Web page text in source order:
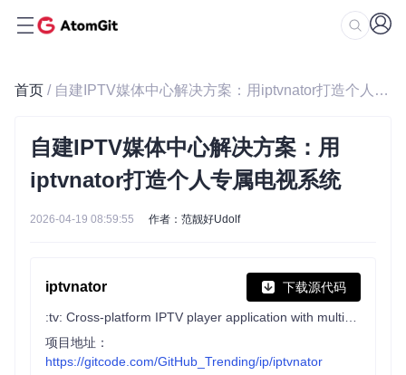
首页 / 自建IPTV媒体中心解决方案：用iptvnator打造个人专属电视系统
自建IPTV媒体中心解决方案：用
iptvnator打造个人专属电视系统
2026-04-19 08:59:55 作者：范靓好Udolf
iptvnator 下载源代码
项目地址：
https://gitcode.com/GitHub_Trending/ip/iptvnator